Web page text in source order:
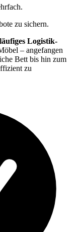
zu sichern.
Logistik-
– angefangen
Bett bis hin zum
zu